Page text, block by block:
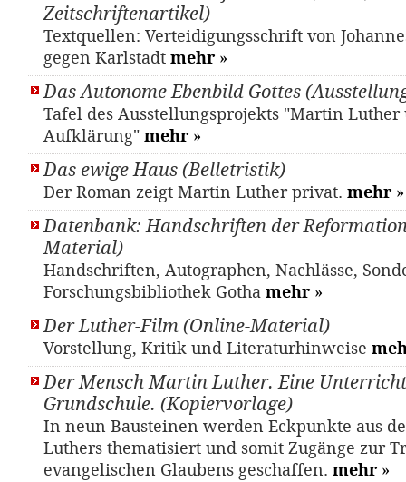
Zeitschriftenartikel)
Textquellen: Verteidigungsschrift von
gegen Karlstadt mehr »
Das Autonome Ebenbild Gottes
Tafel des Ausstellungsprojekts "Martin Luther
Aufklärung" mehr »
Das ewige Haus (Belletristik)
Der Roman zeigt Martin Luther privat. mehr »
Datenbank: Handschriften der
Material)
Handschriften, Autographen, Nachlässe,
Forschungsbibliothek Gotha mehr »
Der Luther-Film (Online-Material)
Vorstellung, Kritik und Literaturhinweise
Der Mensch Martin Luther. Eine
Grundschule. (Kopiervorlage)
In neun Bausteinen werden Eckpunkte aus
Luthers thematisiert und somit Zugänge zur
evangelischen Glaubens geschaffen. mehr »